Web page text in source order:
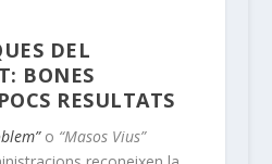
DEL
BONES
RESULTATS
o “Masos Vius”